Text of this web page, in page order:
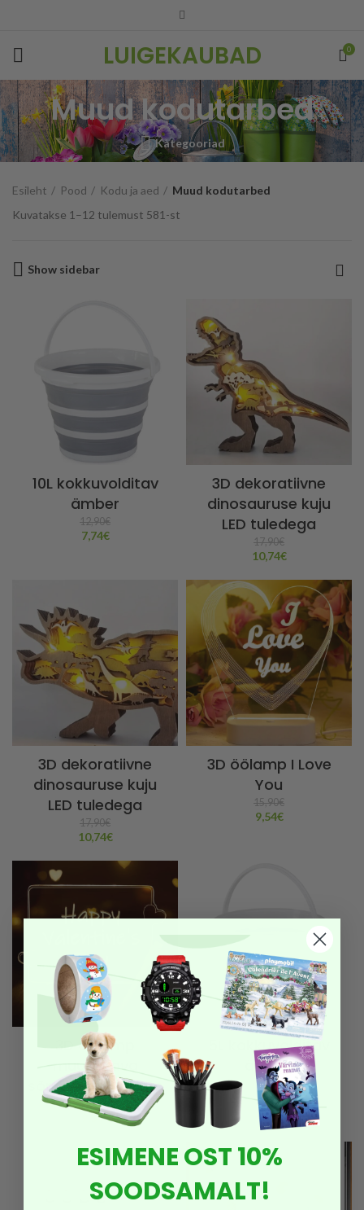
LUIGEKAUBAD 0
Muud kodutarbed
Kategooriad
Esileht Pood Kodu ja aed
Muud kodutarbed
Kuvatakse 1–12 tulemust 581-st
Show sidebar
10L kokkuvolditav
ämber
12,90€
7,74€
3D dekoratiivne
dinosauruse kuju
LED tuledega
17,90€
10,74€
3D dekoratiivne
dinosauruse kuju
LED tuledega
17,90€
10,74€
3D öölamp I Love
You
15,90€
9,54€
3D öölamp
muudetava
sõnumiga + pliiats
15,90€
9,54€
5L kokkuvolditav
ämber
10,90€
6,54€
ESIMENE OST 10%
SOODSAMALT!